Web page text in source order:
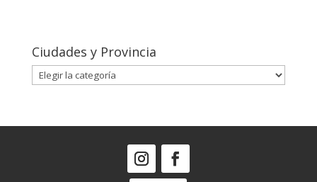
Ciudades y Provincia
Ciudades
y